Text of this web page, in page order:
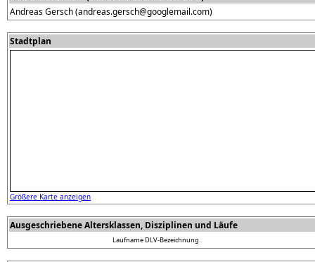
Andreas Gersch (andreas.gersch@googlemail.com)
Stadtplan
Größere Karte anzeigen
Ausgeschriebene Altersklassen, Disziplinen und Läufe
LaufnameDLV-Bezeichnung